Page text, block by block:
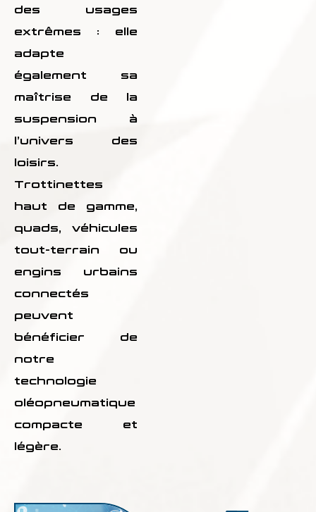
des usages
extrêmes : elle
adapte
également sa
maîtrise de la
suspension à
l’univers des
loisirs.
Trottinettes
haut de gamme,
quads, véhicules
tout-terrain ou
engins urbains
connectés
peuvent
bénéficier de
notre
technologie
oléopneumatique
compacte et
légère.